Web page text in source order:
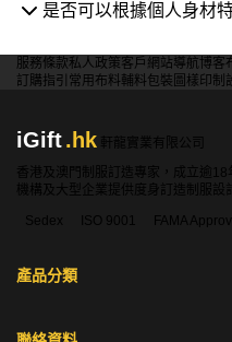
是否可以根據個人身材
服務條款私人政策客戶 網站導航博客
訂購指引 常用布料輔料包裝 圖樣印制
iGift.hk
軒龍實業有限公司
香港及澳門制服訂造專家，成立逾
機構及大型企業提供度身訂造制服設
Sedex
ISO 9001 FAMA
產品分類